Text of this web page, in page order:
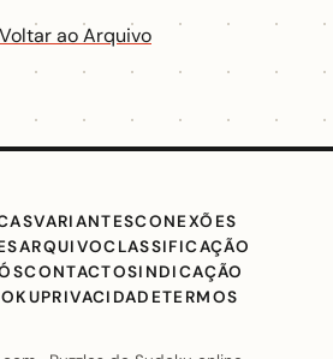
ao Arquivo
VARIANTESCONEXÕES
ARQUIVOCLASSIFICAÇÃO
CONTACTOSINDICAÇÃO
PRIVACIDADETERMOS